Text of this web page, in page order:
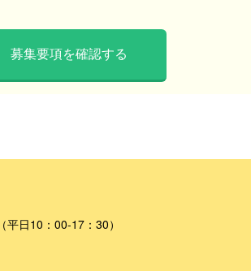
募集要項を確認する
日10：00-17：30）